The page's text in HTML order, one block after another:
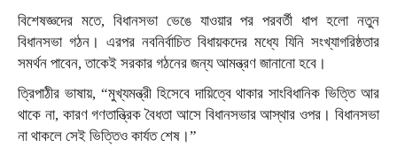
বিশেষজ্ঞদের মতে, বিধানসভা ভেঙে যাওয়ার পর পরবর্তী ধাপ হলো নতুন
বিধানসভা গঠন। এরপর নবনির্বাচিত বিধায়কদের মধ্যে যিনি সংখ্যাগরিষ্ঠতার
সমর্থন পাবেন, তাকেই সরকার গঠনের জন্য আমন্ত্রণ জানানো হবে।
ত্রিপাঠীর ভাষায়, “মুখ্যমন্ত্রী হিসেবে দায়িত্বে থাকার সাংবিধানিক ভিত্তি আর
থাকে না, কারণ গণতান্ত্রিক বৈধতা আসে বিধানসভার আস্থার ওপর। বিধানসভা
না থাকলে সেই ভিত্তিও কার্যত শেষ।”